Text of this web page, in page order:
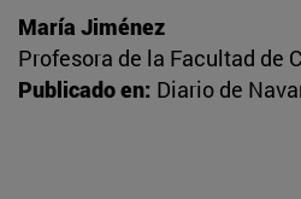
María Jiménez
Profesora de la Facultad de
Publicado en: Diario de